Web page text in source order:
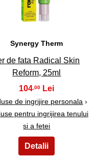
Synergy Therm
de fata Radical Skin
Reform, 25ml
104 ,00
de ingrijire personala ›
pentru ingrijirea tenului
si a fetei